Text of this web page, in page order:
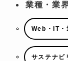
業種・業
Web・IT・
サステナビ